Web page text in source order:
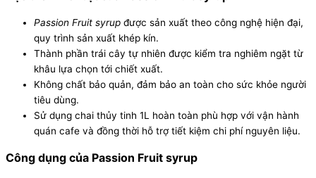
Passion Fruit syrup được sản xuất theo công nghệ hiện đại,
quy trình sản xuất khép kín.
Thành phần trái cây tự nhiên được kiểm tra nghiêm ngặt từ
khâu lựa chọn tới chiết xuất.
Không chất bảo quản, đảm bảo an toàn cho sức khỏe người
tiêu dùng.
Sử dụng chai thủy tinh 1L hoàn toàn phù hợp với vận hành
quán cafe và đồng thời hỗ trợ tiết kiệm chi phí nguyên liệu.
Công dụng của Passion Fruit syrup